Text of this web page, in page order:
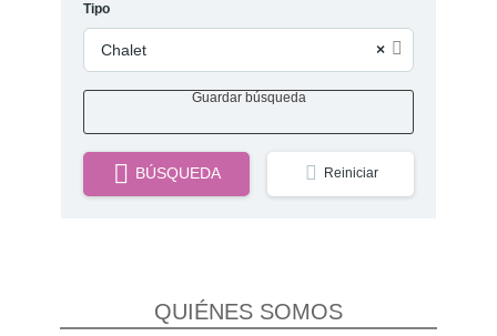
Tipo
×
Chalet
Guardar búsqueda
BÚSQUEDA Reiniciar
QUIÉNES SOMOS